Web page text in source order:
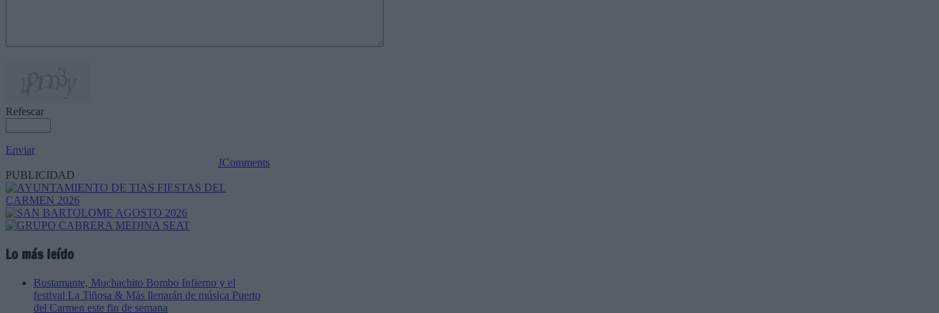
Refescar
Enviar
JComments
PUBLICIDAD
Lo más leído
Bustamante, Muchachito Bombo Infierno y el
festival La Tiñosa & Más llenarán de música Puerto
del Carmen este fin de semana